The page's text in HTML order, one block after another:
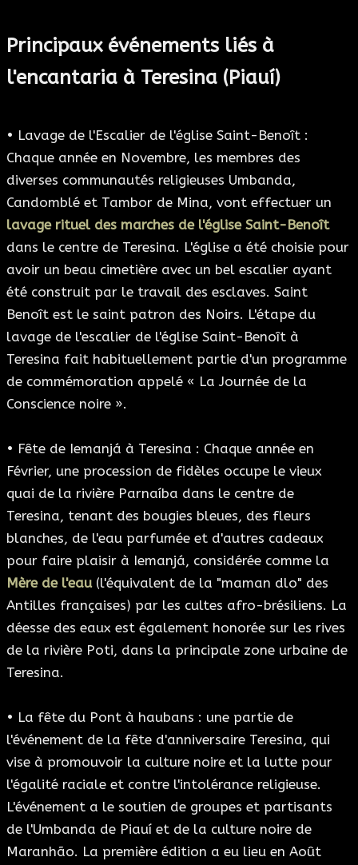
Principaux événements liés à
l'encantaria à Teresina (Piauí)
• Lavage de l'Escalier de l'église Saint-Benoît :
Chaque année en Novembre, les membres des
diverses communautés religieuses Umbanda,
Candomblé et Tambor de Mina, vont effectuer un
lavage rituel des marches de l'église Saint-Benoît
dans le centre de Teresina. L'église a été choisie pour
avoir un beau cimetière avec un bel escalier ayant
été construit par le travail des esclaves. Saint
Benoît est le saint patron des Noirs. L'étape du
lavage de l'escalier de l'église Saint-Benoît à
Teresina fait habituellement partie d'un programme
de commémoration appelé « La Journée de la
Conscience noire ».
• Fête de Iemanjá à Teresina : Chaque année en
Février, une procession de fidèles occupe le vieux
quai de la rivière Parnaíba dans le centre de
Teresina, tenant des bougies bleues, des fleurs
blanches, de l'eau parfumée et d'autres cadeaux
pour faire plaisir à Iemanjá, considérée comme la
Mère de l'eau(l'équivalent de la "maman dlo" des
Antilles françaises) par les cultes afro-brésiliens. La
déesse des eaux est également honorée sur les rives
de la rivière Poti, dans la principale zone urbaine de
Teresina.
• La fête du Pont à haubans : une partie de
l'événement de la fête d'anniversaire Teresina, qui
vise à promouvoir la culture noire et la lutte pour
l'égalité raciale et contre l'intolérance religieuse.
L'événement a le soutien de groupes et partisants
de l'Umbanda de Piauí et de la culture noire de
Maranhão. La première édition a eu lieu en Août